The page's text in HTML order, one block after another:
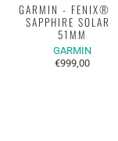
GARMIN - FENIX®
SAPPHIRE SOLAR -
51MM
GARMIN
€999,00